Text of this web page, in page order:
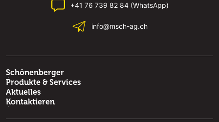
+41 76 739 82 84 (WhatsApp)
info@msch-ag.ch
Schönenberger
Produkte & Services
Aktuelles
Kontaktieren